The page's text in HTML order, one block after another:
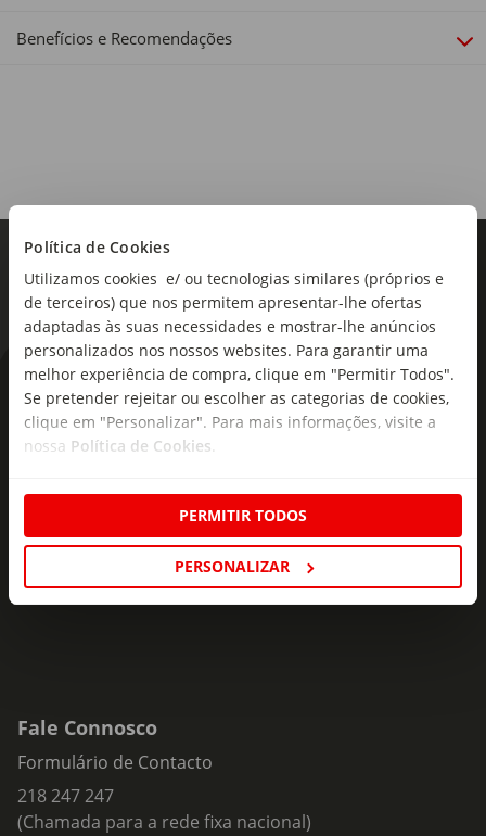
Política de Cookies
Utilizamos cookies e/ ou tecnologias similares (próprios e
de terceiros) que nos permitem apresentar-lhe ofertas
adaptadas às suas necessidades e mostrar-lhe anúncios
personalizados nos nossos websites. Para garantir uma
melhor experiência de compra, clique em "Permitir Todos".
Se pretender rejeitar ou escolher as categorias de cookies,
clique em "Personalizar". Para mais informações, visite a
nossa Política de Cookies.
PERMITIR TODOS
PERSONALIZAR
Tipo de produto:
Benefícios e Recomendações
As novidades mais frescas no
seu e-mail!
ofertas e novidades para si.
mail
Subscrever
Fale Connosco
Formulário de Contacto
218 247 247
(Chamada para a rede fixa nacional)